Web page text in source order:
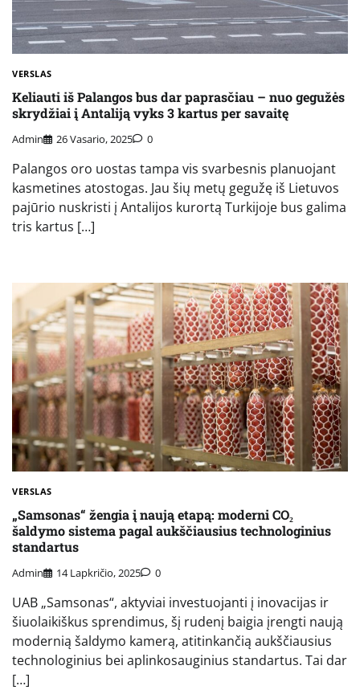
VERSLAS
Keliauti iš Palangos bus dar paprasčiau – nuo gegužės
skrydžiai į Antaliją vyks 3 kartus per savaitę
Admin 26 Vasario, 2025 0
Palangos oro uostas tampa vis svarbesnis planuojant
kasmetines atostogas. Jau šių metų gegužę iš Lietuvos
pajūrio nuskristi į Antalijos kurortą Turkijoje bus galima
tris kartus […]
VERSLAS
„Samsonas“ žengia į naują etapą: moderni CO₂
šaldymo sistema pagal aukščiausius technologinius
standartus
Admin 14 Lapkričio, 2025 0
UAB „Samsonas“, aktyviai investuojanti į inovacijas ir
šiuolaikiškus sprendimus, šį rudenį baigia įrengti naują
modernią šaldymo kamerą, atitinkančią aukščiausius
technologinius bei aplinkosauginius standartus. Tai dar
[…]